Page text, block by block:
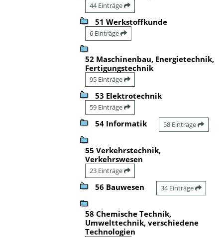
44 Einträge
51 Werkstoffkunde
6 Einträge
52 Maschinenbau, Energietechnik,
Fertigungstechnik
95 Einträge
53 Elektrotechnik
59 Einträge
54 Informatik 58 Einträge
55 Verkehrstechnik,
Verkehrswesen
23 Einträge
56 Bauwesen 34 Einträge
58 Chemische Technik,
Umwelttechnik, verschiedene
Technologien